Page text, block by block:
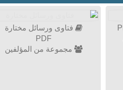
فتاوى ورسائل مختارة
PDF
مجموعة من المؤلفين